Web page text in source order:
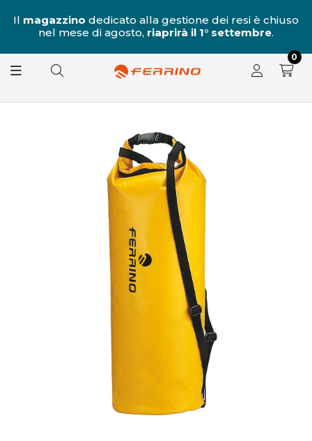
Il magazzino dedicato alla gestione dei resi è chiuso
nel mese di agosto, riaprirà il 1° settembre.
0